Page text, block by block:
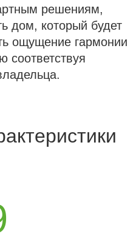
решениям,
дом, который будет
ощущение гармонии
соответствуя